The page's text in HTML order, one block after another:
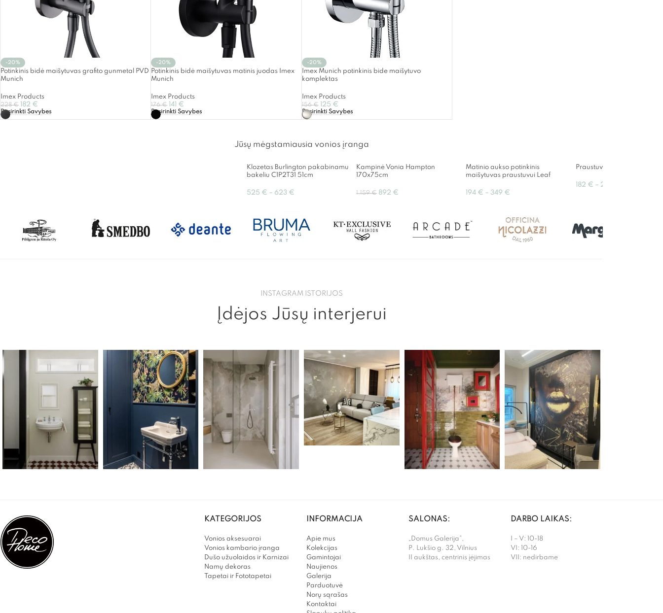
-20%
Potinkinis bidė maišytuvas grafito gunmetal PVD
Munich
Imex Products
228€ 182 €
Pasirinkti Savybes
-20%
Potinkinis bidė maišytuvas matinis juodas Imex
Munich
Imex Products
176€ 141 €
Pasirinkti Savybes
-20%
Imex Munich potinkinis bide maišytuvo
komplektas
Imex Products
156€ 125 €
Pasirinkti Savybes
Jūsų mėgstamiausia vonios įranga
Klozetas Burlington pakabinamu
bakeliu C1P2T31 51cm
525 € – 623 €
Kampinė Vonia Hampton
170x75cm
1,159€ 892 €
Matinio aukso potinkinis
maišytuvas praustuvui Leaf
194 € – 349 €
Praustuvas B8R 51x30cm
182 € – 291
INSTAGRAM ISTORIJOS
Įdėjos Jūsų interjerui
KATEGORIJOS
Vonios aksesuarai
Vonios kambario įranga
Dušo užuolaidos ir Karnizai
Namų dekoras
Tapetai ir Fototapetai
INFORMACIJA
Apie mus
Kolekcijas
Gamintojai
Naujienos
Galerija
Parduotuvė
Norų sąrašas
Kontaktai
SALONAS:
„Domus Galerija”,
P. Lukšio g. 32, Vilnius
II aukštas, centrinis įėjimas
DARBO LAIKAS:
I – V: 10-18
VI: 10-16
VII: nedirbame